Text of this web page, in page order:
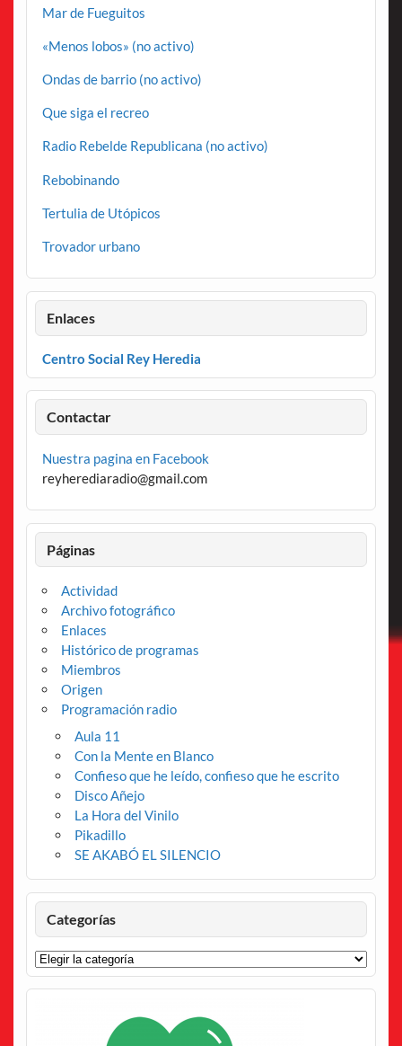
Mar de Fueguitos
«Menos lobos» (no activo)
Ondas de barrio (no activo)
Que siga el recreo
Radio Rebelde Republicana (no activo)
Rebobinando
Tertulia de Utópicos
Trovador urbano
Enlaces
Centro Social Rey Heredia
Contactar
Nuestra pagina en Facebook
reyherediaradio@gmail.com
Páginas
Actividad
Archivo fotográfico
Enlaces
Histórico de programas
Miembros
Origen
Programación radio
Aula 11
Con la Mente en Blanco
Confieso que he leído, confieso que he escrito
Disco Añejo
La Hora del Vinilo
Pikadillo
SE AKABÓ EL SILENCIO
Categorías
Categorías